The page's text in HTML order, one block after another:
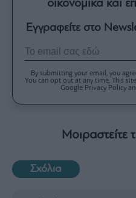
οικονομικά και
Εγγραφείτε στο
By submitting your email, you
You can opt out at any time. This
Google Privacy Policy
Μοιραστείτε
Σχόλια